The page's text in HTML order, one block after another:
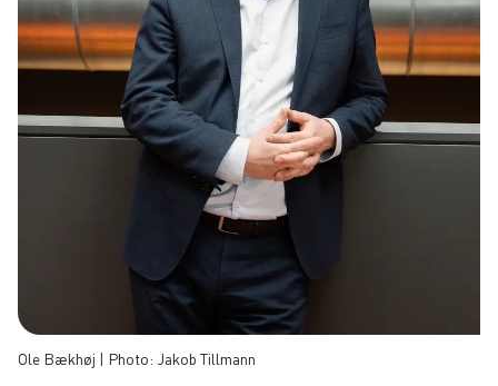
Ole Bækhøj | Photo: Jakob Tillmann